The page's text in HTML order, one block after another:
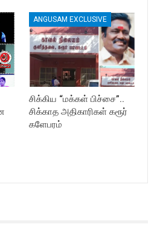
ANGUSAM EXCLUSIVE
சிக்கிய “மக்கள் பிச்சை”..
சிக்காத அதிகாரிகள் கரூர்
களேபரம்